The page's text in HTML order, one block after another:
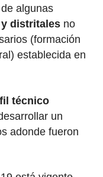
algunas
distritales no
(formación
establecida en
técnico
un
adonde fueron